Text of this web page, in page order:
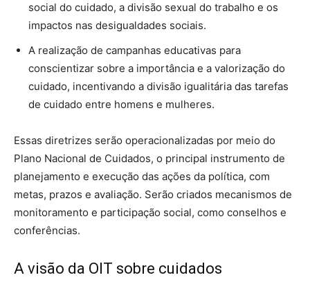
social do cuidado, a divisão sexual do trabalho e os
impactos nas desigualdades sociais.
A realização de campanhas educativas para
conscientizar sobre a importância e a valorização do
cuidado, incentivando a divisão igualitária das tarefas
de cuidado entre homens e mulheres.
Essas diretrizes serão operacionalizadas por meio do
Plano Nacional de Cuidados, o principal instrumento de
planejamento e execução das ações da política, com
metas, prazos e avaliação. Serão criados mecanismos de
monitoramento e participação social, como conselhos e
conferências.
A visão da OIT sobre cuidados